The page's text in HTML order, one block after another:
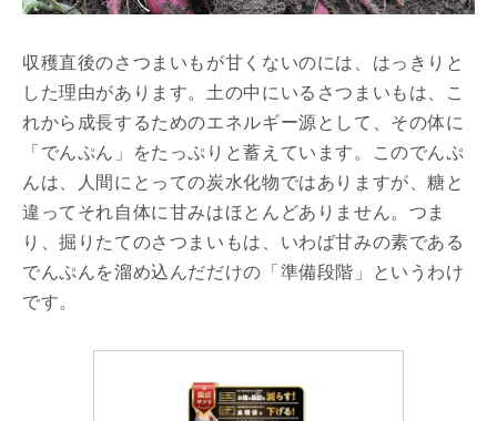
収穫直後のさつまいもが甘くないのには、はっきりと
した理由があります。土の中にいるさつまいもは、こ
れから成長するためのエネルギー源として、その体に
「でんぷん」をたっぷりと蓄えています。このでんぷ
んは、人間にとっての炭水化物ではありますが、糖と
違ってそれ自体に甘みはほとんどありません。つま
り、掘りたてのさつまいもは、いわば甘みの素である
でんぷんを溜め込んだだけの「準備段階」というわけ
です。